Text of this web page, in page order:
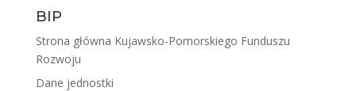
BIP
Strona główna Kujawsko-Pomorskiego Funduszu
Rozwoju
Dane jednostki